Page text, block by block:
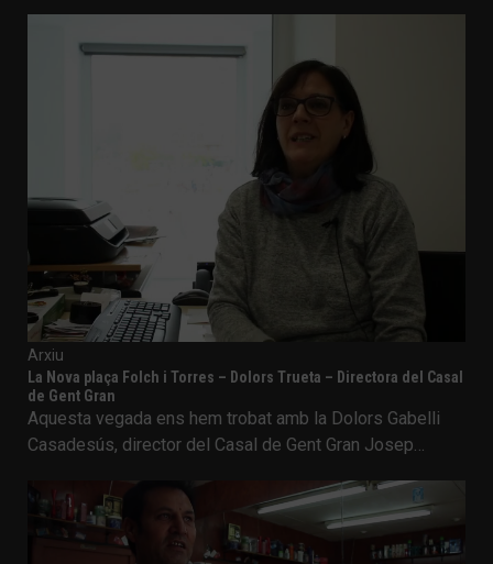
Arxiu
La Nova plaça Folch i Torres – Dolors Trueta – Directora del Casal
de Gent Gran
Aquesta vegada ens hem trobat amb la Dolors Gabelli
Casadesús, director del Casal de Gent Gran Josep…